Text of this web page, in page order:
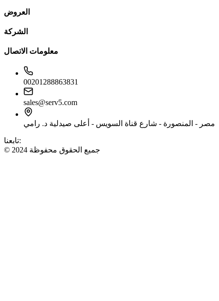
العروض
الشركة
معلومات الاتصال
00201288863831
sales@serv5.com
مصر - المنصورة - شارع قناة السويس - أعلى صيدلية د. رامي
تابعنا:
© 2024 جميع الحقوق محفوظة